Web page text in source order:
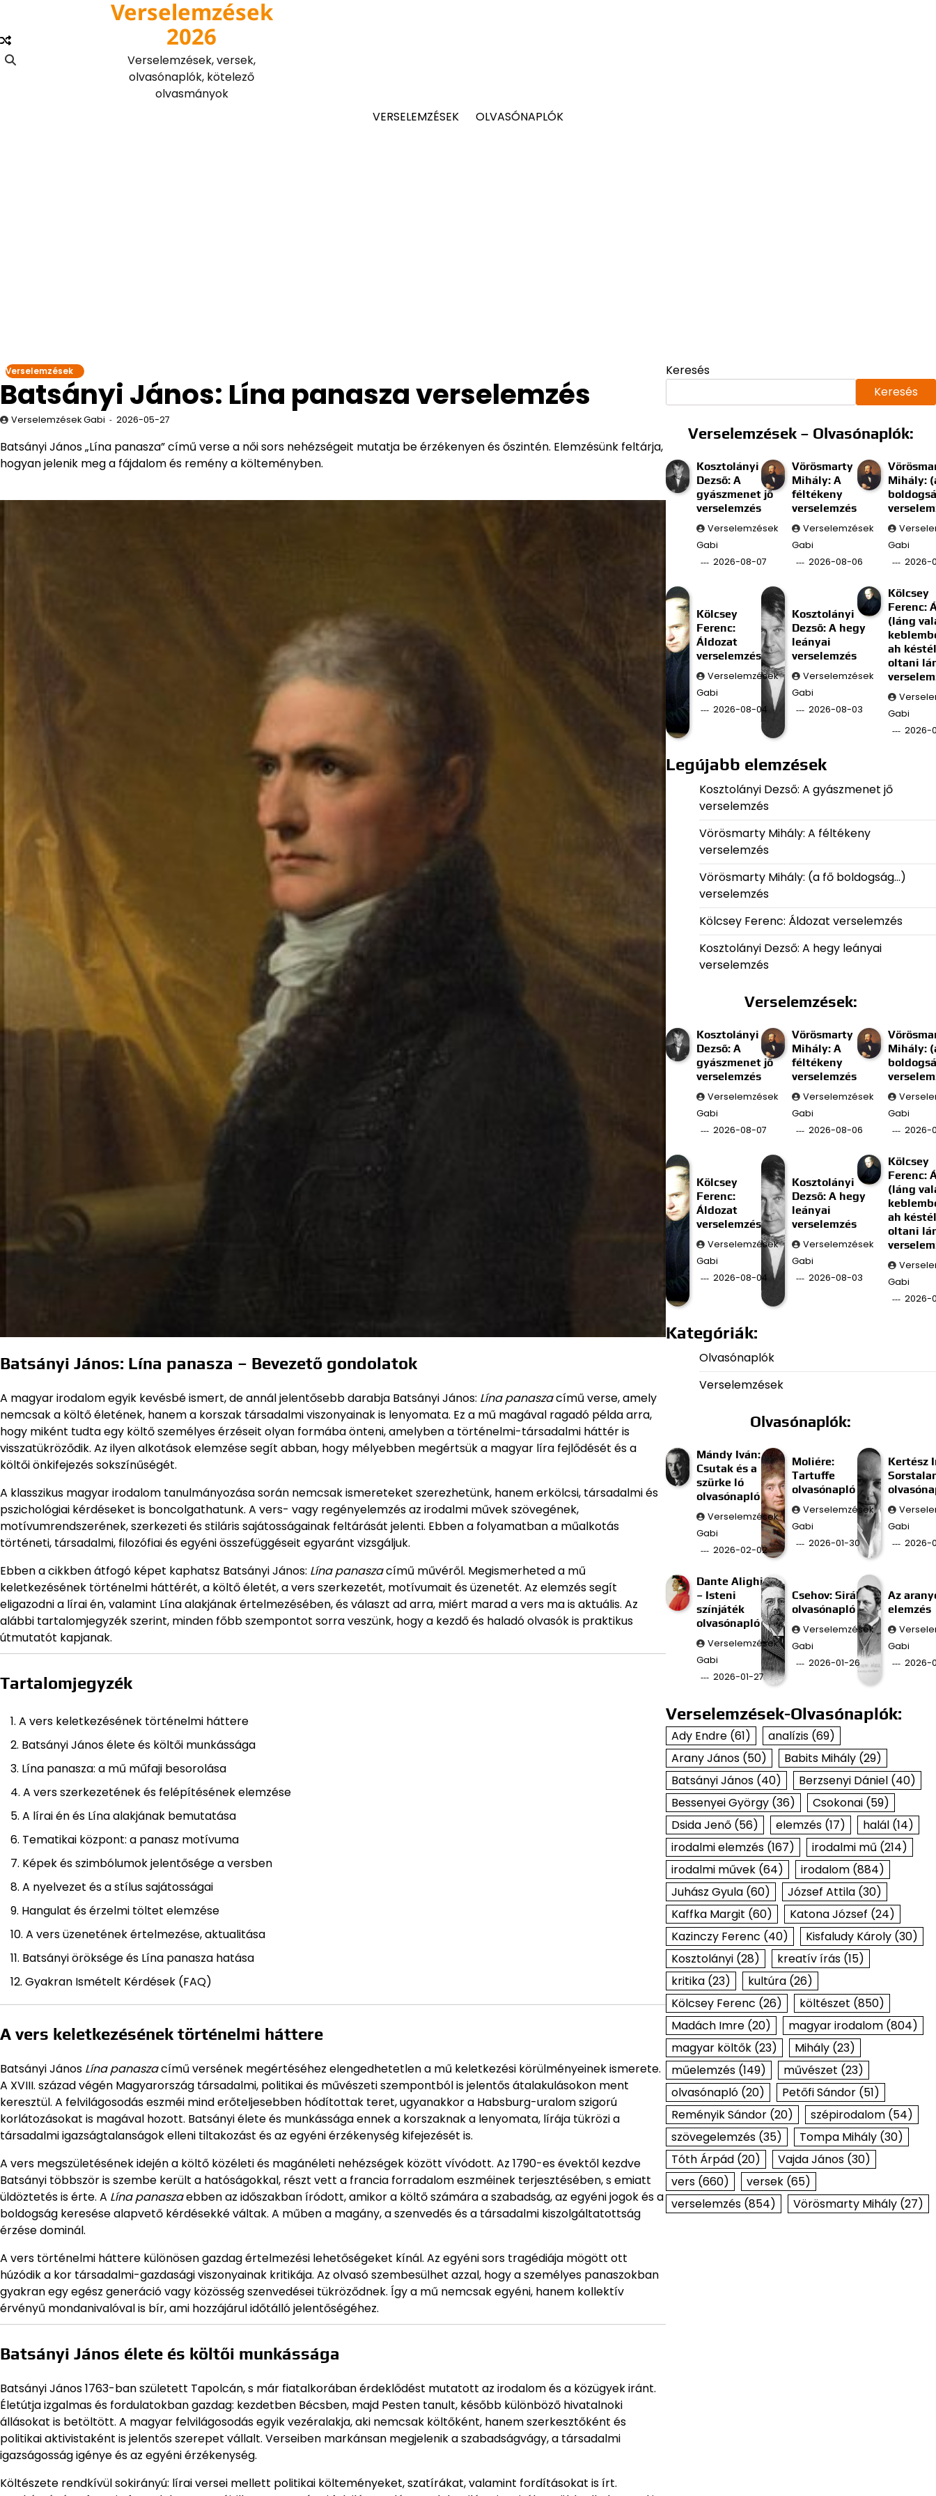
content
Verselemzések
2026
Verselemzések, versek,
olvasónaplók, kötelező
olvasmányok
VERSELEMZÉSEK
OLVASÓNAPLÓK
Verselemzések
Batsányi János: Lína panasza verselemzés
Verselemzések Gabi 2026-05-27
Batsányi János „Lína panasza” című verse a női sors nehézségeit mutatja be érzékenyen és őszintén. Elemzésünk feltárja,
hogyan jelenik meg a fájdalom és remény a költeményben.
Batsányi János: Lína panasza – Bevezető gondolatok
A magyar irodalom egyik kevésbé ismert, de annál jelentősebb darabja Batsányi János: Lína panaszacímű verse, amely
nemcsak a költő életének, hanem a korszak társadalmi viszonyainak is lenyomata. Ez a mű magával ragadó példa arra,
hogy miként tudta egy költő személyes érzéseit olyan formába önteni, amelyben a történelmi-társadalmi háttér is
visszatükröződik. Az ilyen alkotások elemzése segít abban, hogy mélyebben megértsük a magyar líra fejlődését és a
költői önkifejezés sokszínűségét.
A klasszikus magyar irodalom tanulmányozása során nemcsak ismereteket szerezhetünk, hanem erkölcsi, társadalmi és
pszichológiai kérdéseket is boncolgathatunk. A vers- vagy regényelemzés az irodalmi művek szövegének,
motívumrendszerének, szerkezeti és stiláris sajátosságainak feltárását jelenti. Ebben a folyamatban a műalkotás
történeti, társadalmi, filozófiai és egyéni összefüggéseit egyaránt vizsgáljuk.
Ebben a cikkben átfogó képet kaphatsz Batsányi János: Lína panaszacímű művéről. Megismerheted a mű
keletkezésének történelmi háttérét, a költő életét, a vers szerkezetét, motívumait és üzenetét. Az elemzés segít
eligazodni a lírai én, valamint Lína alakjának értelmezésében, és választ ad arra, miért marad a vers ma is aktuális. Az
alábbi tartalomjegyzék szerint, minden főbb szempontot sorra veszünk, hogy a kezdő és haladó olvasók is praktikus
útmutatót kapjanak.
Tartalomjegyzék
A vers keletkezésének történelmi háttere
Batsányi János élete és költői munkássága
Lína panasza: a mű műfaji besorolása
A vers szerkezetének és felépítésének elemzése
A lírai én és Lína alakjának bemutatása
Tematikai központ: a panasz motívuma
Képek és szimbólumok jelentősége a versben
A nyelvezet és a stílus sajátosságai
Hangulat és érzelmi töltet elemzése
A vers üzenetének értelmezése, aktualitása
Batsányi öröksége és Lína panasza hatása
Gyakran Ismételt Kérdések (FAQ)
A vers keletkezésének történelmi háttere
Batsányi János Lína panaszacímű versének megértéséhez elengedhetetlen a mű keletkezési körülményeinek ismerete.
A XVIII. század végén Magyarország társadalmi, politikai és művészeti szempontból is jelentős átalakulásokon ment
keresztül. A felvilágosodás eszméi mind erőteljesebben hódítottak teret, ugyanakkor a Habsburg-uralom szigorú
korlátozásokat is magával hozott. Batsányi élete és munkássága ennek a korszaknak a lenyomata, lírája tükrözi a
társadalmi igazságtalanságok elleni tiltakozást és az egyéni érzékenység kifejezését is.
A vers megszületésének idején a költő közéleti és magánéleti nehézségek között vívódott. Az 1790-es évektől kezdve
Batsányi többször is szembe került a hatóságokkal, részt vett a francia forradalom eszméinek terjesztésében, s emiatt
üldöztetés is érte. A Lína panaszaebben az időszakban íródott, amikor a költő számára a szabadság, az egyéni jogok és a
boldogság keresése alapvető kérdésekké váltak. A műben a magány, a szenvedés és a társadalmi kiszolgáltatottság
érzése dominál.
A vers történelmi háttere különösen gazdag értelmezési lehetőségeket kínál. Az egyéni sors tragédiája mögött ott
húzódik a kor társadalmi-gazdasági viszonyainak kritikája. Az olvasó szembesülhet azzal, hogy a személyes panaszokban
gyakran egy egész generáció vagy közösség szenvedései tükröződnek. Így a mű nemcsak egyéni, hanem kollektív
érvényű mondanivalóval is bír, ami hozzájárul időtálló jelentőségéhez.
Batsányi János élete és költői munkássága
Batsányi János 1763-ban született Tapolcán, s már fiatalkorában érdeklődést mutatott az irodalom és a közügyek iránt.
Életútja izgalmas és fordulatokban gazdag: kezdetben Bécsben, majd Pesten tanult, később különböző hivatalnoki
állásokat is betöltött. A magyar felvilágosodás egyik vezéralakja, aki nemcsak költőként, hanem szerkesztőként és
politikai aktivistaként is jelentős szerepet vállalt. Verseiben markánsan megjelenik a szabadságvágy, a társadalmi
igazságosság igénye és az egyéni érzékenység.
Költészete rendkívül sokirányú: lírai versei mellett politikai költeményeket, szatírákat, valamint fordításokat is írt.
Keresés
Keresés
Verselemzések – Olvasónaplók:
Kosztolányi
Dezső: A
gyászmenet jő
verselemzés
Verselemzések
Gabi
2026-08-07
Vörösmarty
Mihály: A
féltékeny
verselemzés
Verselemzések
Gabi
2026-08-06
Mihály:
Gabi
2026-
Kölcsey
Ferenc:
Áldozat
verselemzés
Verselemzések
Gabi
2026-08-04
Kosztolányi
Dezső: A hegy
leányai
verselemzés
Verselemzések
Gabi
2026-08-03
Kölcsey
Ferenc:
(láng
ah késtél
oltani
Gabi
2026-
Legújabb elemzések
Kosztolányi Dezső: A gyászmenet jő
verselemzés
Vörösmarty Mihály: A féltékeny
verselemzés
Vörösmarty Mihály: (a fő boldogság…)
verselemzés
Kölcsey Ferenc: Áldozat verselemzés
Kosztolányi Dezső: A hegy leányai
verselemzés
Verselemzések:
Kosztolányi
Dezső: A
gyászmenet jő
verselemzés
Verselemzések
Gabi
2026-08-07
Vörösmarty
Mihály: A
féltékeny
verselemzés
Verselemzések
Gabi
2026-08-06
Mihály:
Gabi
2026-
Kölcsey
Ferenc:
Áldozat
verselemzés
Verselemzések
Gabi
2026-08-04
Kosztolányi
Dezső: A hegy
leányai
verselemzés
Verselemzések
Gabi
2026-08-03
Kölcsey
Ferenc:
(láng
ah késtél
oltani
Gabi
2026-
Kategóriák:
Olvasónaplók
Verselemzések
Olvasónaplók:
Mándy Iván:
Csutak és a
szürke ló
olvasónapló
Verselemzések
Gabi
2026-02-02
Moliére:
Tartuffe
olvasónapló
Verselemzések
Gabi
2026-01-30
Kertész
Gabi
2026-
Dante Alighieri
– Isteni
színjáték
olvasónapló
Verselemzések
Gabi
2026-01-27
Csehov: Sirály
olvasónapló
Verselemzések
Gabi
2026-01-26
Az
elemzés
Gabi
2026-
Verselemzések-Olvasónaplók:
Ady Endre(61) analízis(69)
Arany János(50) Babits Mihály(29)
Batsányi János(40) Berzsenyi Dániel(40)
Bessenyei György(36) Csokonai(59)
Dsida Jenő(56) elemzés(17) halál(14)
irodalmi elemzés(167) irodalmi mű (214)
irodalmi művek(64) irodalom(884)
Juhász Gyula(60) József Attila(30)
Kaffka Margit (60) Katona József (24)
Kazinczy Ferenc (40) Kisfaludy Károly(30)
Kosztolányi(28) kreatív írás(15)
kritika(23) kultúra(26)
Kölcsey Ferenc (26) költészet (850)
Madách Imre(20) magyar irodalom(804)
magyar költők(23) Mihály(23)
műelemzés(149) művészet (23)
olvasónapló(20) Petőfi Sándor(51)
Reményik Sándor(20) szépirodalom(54)
szövegelemzés(35) Tompa Mihály(30)
Tóth Árpád(20) Vajda János(30)
vers(660) versek(65)
verselemzés(854) Vörösmarty Mihály(27)